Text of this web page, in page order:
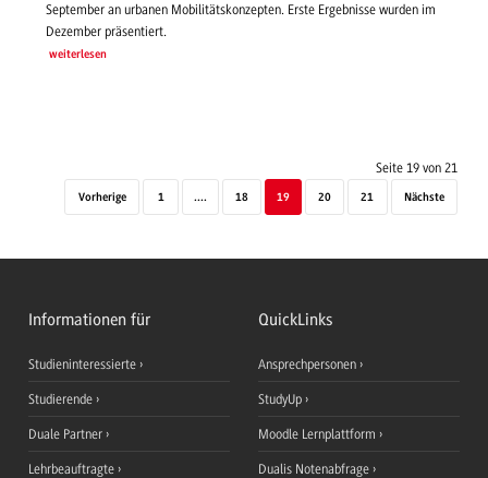
September an urbanen Mobilitätskonzepten. Erste Ergebnisse wurden im
Dezember präsentiert.
weiterlesen
Seite 19 von 21
Vorherige 1 .... 18 19 20 21 Nächste
Informationen für
Studieninteressierte
Studierende
Duale Partner
Lehrbeauftragte
QuickLinks
Ansprechpersonen
StudyUp
Moodle Lernplattform
Dualis Notenabfrage